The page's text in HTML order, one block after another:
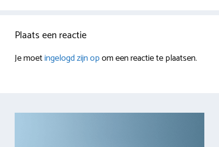
Plaats een reactie
Je moetingelogd zijn opom een reactie te plaatsen.